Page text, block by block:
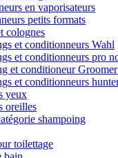
en vaporisateurs
petits formats
colognes
et conditionneurs Wahl
et conditionneurs pro
et conditioneur
et conditionneurs
yeux
oreilles
shampoing
toilettage